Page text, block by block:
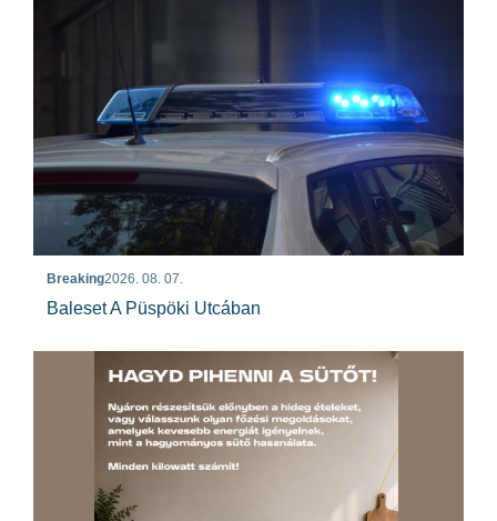
Breaking2026. 08. 07.
Baleset A Püspöki Utcában